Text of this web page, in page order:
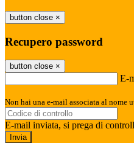
button close ×
Recupero password
button close ×
E-
Non hai una e-mail associata al nome
E-mail inviata, si prega di